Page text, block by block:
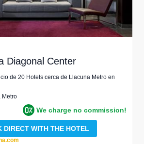
Diagonal Center
de 20 Hotels cerca de Llacuna Metro en
Metro
We charge no commission!
DIRECT WITH THE HOTEL